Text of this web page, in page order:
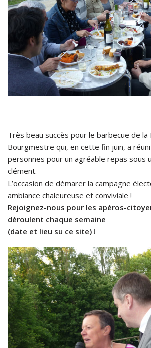
Très beau succès pour le barbecue de la
Bourgmestre qui, en cette fin juin, a
personnes pour un agréable repas sous
clément.
L’occasion de démarer la campagne
ambiance chaleureuse et conviviale !
Rejoignez-nous pour les apéros-
déroulent chaque semaine
(date et lieu su ce site) !